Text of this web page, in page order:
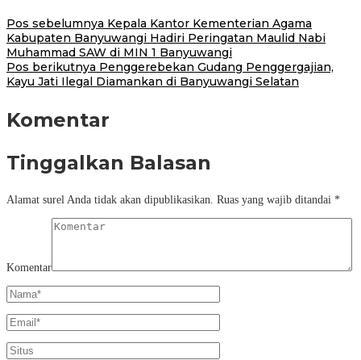
Pos sebelumnya Kepala Kantor Kementerian Agama
Kabupaten Banyuwangi Hadiri Peringatan Maulid Nabi
Muhammad SAW di MIN 1 Banyuwangi
Pos berikutnya Penggerebekan Gudang Penggergajian,
Kayu Jati Ilegal Diamankan di Banyuwangi Selatan
Komentar
Tinggalkan Balasan
Alamat surel Anda tidak akan dipublikasikan. Ruas yang wajib ditandai *
Komentar